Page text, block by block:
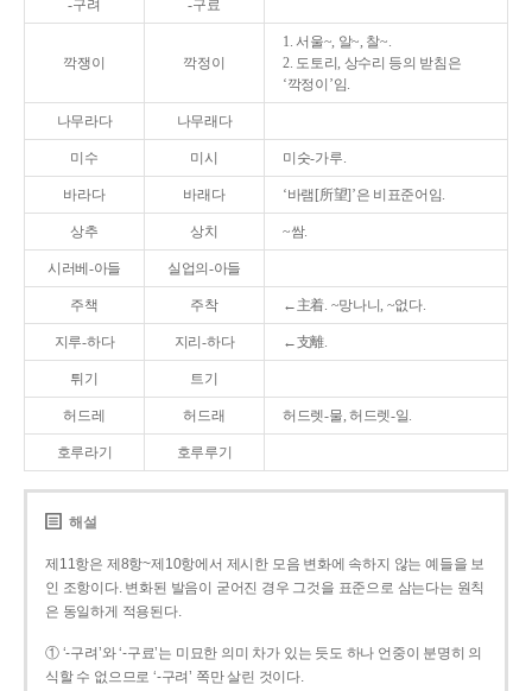
-구려 -구료
깍쟁이 깍정이
1. 서울~, 알~, 찰~.
2. 도토리, 상수리 등의 받침은
‘깍정이’임.
나무라다 나무래다
미수 미시 미숫-가루.
바라다 바래다 ‘바램[所望]’은 비표준어임.
상추 상치 ~쌈.
시러베-아들 실업의-아들
주책 주착 ←主着. ~망나니, ~없다.
지루-하다 지리-하다 ←支離.
튀기 트기
허드레 허드래 허드렛-물, 허드렛-일.
호루라기 호루루기
해설
제11항은 제8항~제10항에서 제시한 모음 변화에 속하지 않는 예들을 보
인 조항이다. 변화된 발음이 굳어진 경우 그것을 표준으로 삼는다는 원칙
은 동일하게 적용된다.
① ‘-구려’와 ‘-구료’는 미묘한 의미 차가 있는 듯도 하나 언중이 분명히 의
식할 수 없으므로 ‘-구려’ 쪽만 살린 것이다.